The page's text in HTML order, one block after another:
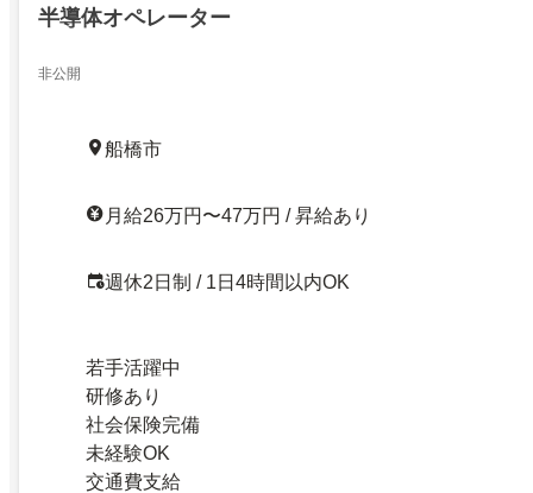
半導体オペレーター
非公開
船橋市
月給26万円〜47万円 / 昇給あり
週休2日制 / 1日4時間以内OK
若手活躍中
研修あり
社会保険完備
未経験OK
交通費支給